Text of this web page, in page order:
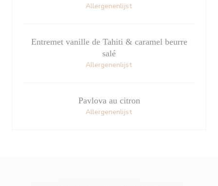
Allergenenlijst
Entremet vanille de Tahiti & caramel beurre
salé
Allergenenlijst
Pavlova au citron
Allergenenlijst